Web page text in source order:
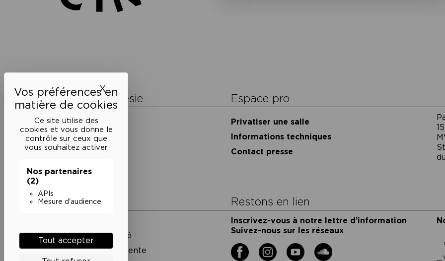
Ce site utilise des
cookies et vous donne le
contrôle sur ceux que
vous souhaitez activer
Nos partenaires
(2)
APIs
Mesure d'audience
Tout accepter
XMasquer le bandeau des cookies
l’article
La Maison de la Poésie
Découvrir
En photos
Historique
Nos partenaires
Espace pro
Privatiser une salle
Informations techniques
Contact presse
Liens utiles
Politique de confidentialité
Conditions générales de vente
Restons en lien
Inscrivez-vous à notre lettre d’information
Suivez-nous sur les réseaux